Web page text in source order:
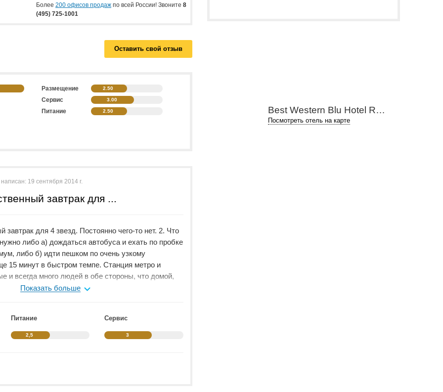
Более 200 офисов продаж по всей России! Звоните 8
(495) 725-1001
Оставить свой отзыв
Размещение 2.50
Сервис 3.00
Питание 2.50
19 сентября 2014 г.
завтрак для ...
завтрак для 4 звезд. Постоянно чего-то нет. 2. Что
либо а) дождаться автобуса и ехать по пробке
либо б) идти пешком по очень узкому
15 минут в быстром темпе. Станция метро и
и всегда много людей в обе стороны, что домой,
чаще всего либо не работал вообще, либо работал
чистый номер. Иногда бывает
Отзывчивые. Недалеко есть магазин ашан.
Показать больше
Питание
2,5
Сервис
3
Best Western Blu Hotel Roma 4*
Посмотреть отель на карте